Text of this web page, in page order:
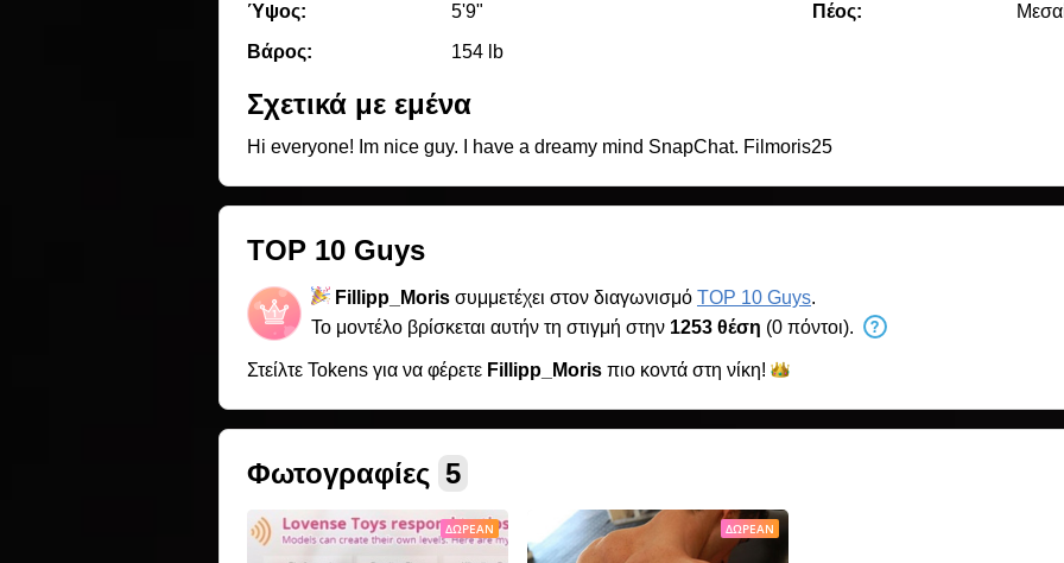
Ύψος:
5'9"
Βάρος:
154 lb
Πέος:
Σχετικά με εμένα
Hi everyone! Im nice guy. I have a dreamy mind SnapChat. Filmoris25
TOP 10 Guys
Fillipp_Moris συμμετέχει στον διαγωνισμό TOP 10 Guys.
Το μοντέλο βρίσκεται αυτήν τη στιγμή στην 1253 θέση (0 πόντοι).
Στείλτε Tokens για να φέρετε Fillipp_Moris πιο κοντά στη νίκη!
Φωτογραφίες 5
ΔΩΡΕΆΝ ΔΩΡΕΆΝ